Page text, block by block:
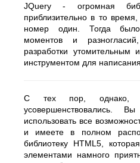
JQuery - огромная
приблизительно в то
номер один. Тогда
моментов и
разработки
инструментом для
С тех пор, однако,
усовершенствовались.
использовать все
и имеете в полном
библиотеку HTML5,
элементами намного